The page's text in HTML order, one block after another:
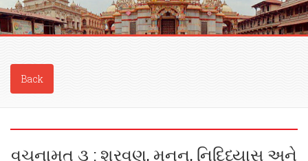
Back
વચનામૃત ૩ : શ્રવણ, મનન, નિદિધ્યાસ અને